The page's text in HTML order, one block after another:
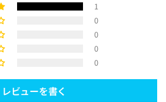
1
0
0
0
0
レビューを書く